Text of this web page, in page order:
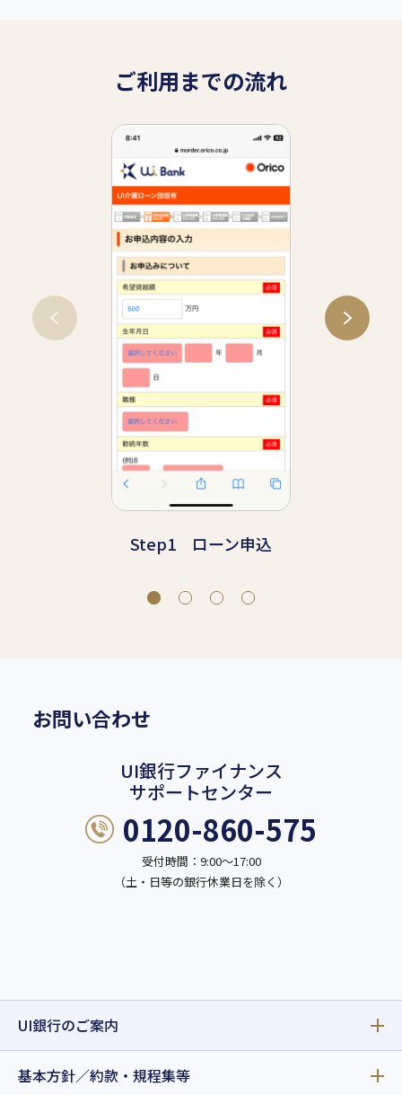
ご利用までの流れ
Step1 ローン申込
お問い合わせ
UI銀行ファイナンス
サポートセンター
0120-860-575
受付時間：9:00～17:00
（土・日等の銀行休業日を除く）
UI銀行のご案内
基本方針／約款・規程集等